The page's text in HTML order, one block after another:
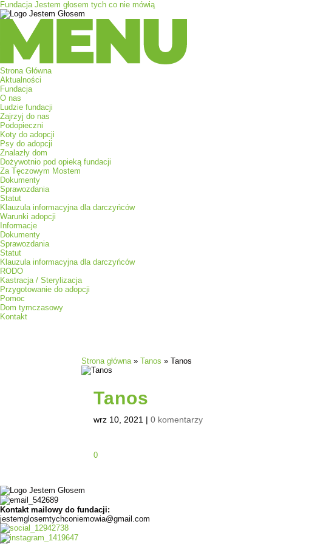
Fundacja Jestem głosem tych co nie mówią
Menu
Strona Główna
Aktualności
Fundacja
O nas
Ludzie fundacji
Zajrzyj do nas
Podopieczni
Koty do adopcji
Psy do adopcji
Znalazły dom
Dożywotnio pod opieką fundacji
Za Tęczowym Mostem
Dokumenty
Sprawozdania
Statut
Klauzula informacyjna dla darczyńców
Warunki adopcji
Informacje
Dokumenty
Sprawozdania
Statut
Klauzula informacyjna dla darczyńców
RODO
Kastracja / Sterylizacja
Przygotowanie do adopcji
Pomoc
Dom tymczasowy
Kontakt
Strona główna »Tanos »Tanos
Tanos
wrz 10, 2021 |0 komentarzy
0
Kontakt mailowy do fundacji:
jestemglosemtychconiemowia@gmail.com